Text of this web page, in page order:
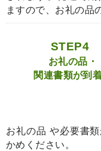
ますので、お礼の品
STEP4
お礼の品・
関連書類が到着
お礼の品 や必要書
かめください。